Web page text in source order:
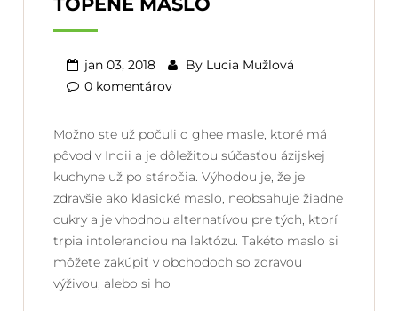
jan 03, 2018 By Lucia Mužlová
0 komentárov
Možno ste už počuli o ghee masle, ktoré má
pôvod v Indii a je dôležitou súčasťou ázijskej
kuchyne už po stáročia. Výhodou je, že je
zdravšie ako klasické maslo, neobsahuje žiadne
cukry a je vhodnou alternatívou pre tých, ktorí
trpia intoleranciou na laktózu. Takéto maslo si
môžete zakúpiť v obchodoch so zdravou
výživou, alebo si ho